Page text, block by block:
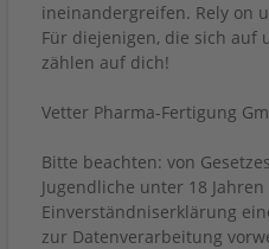
ineinandergreifen. Rely on
Für diejenigen, die sich auf
zählen auf dich!
Vetter Pharma-Fertigung
Bitte beachten: von
Jugendliche unter 18 Jahren
Einverständniserklärung
zur Datenverarbeitung